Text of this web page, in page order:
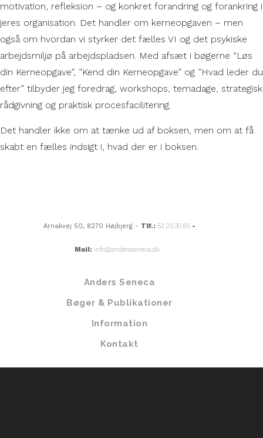
motivation, refleksion – og konkret forandring og forankring i
jeres organisation. Det handler om kerneopgaven – men
også om hvordan vi styrker det fælles VI og det psykiske
arbejdsmiljø på arbejdspladsen. Med afsæt i bøgerne “Løs
din Kerneopgave”, ”Kend din Kerneopgave” og ”Hvad leder du
efter” tilbyder jeg foredrag, workshops, temadage, strategisk
rådgivning og praktisk procesfacilitering.
Det handler ikke om at tænke ud af boksen, men om at få
skabt en fælles indsigt i, hvad der er i boksen.
Arnakvej 50, 8270 Højbjerg - Tlf.: 53 25 30 85 -
Mail: info@andersseneca.dk
Anders Seneca
Bøger & Publikationer
Information
Kontakt